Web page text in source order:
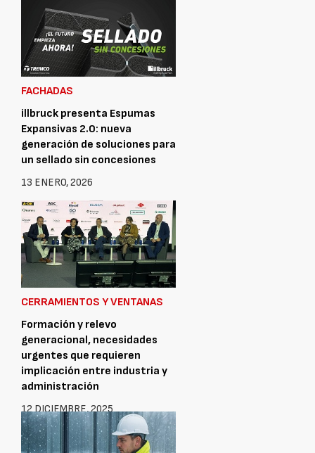
FACHADAS
illbruck presenta Espumas
Expansivas 2.0: nueva
generación de soluciones para
un sellado sin concesiones
13 ENERO, 2026
CERRAMIENTOS Y VENTANAS
Formación y relevo
generacional, necesidades
urgentes que requieren
implicación entre industria y
administración
12 DICIEMBRE, 2025